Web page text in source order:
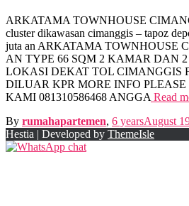
ARKATAMA TOWNHOUSE
cluster dikawasan cimanggis – tapoz
juta an ARKATAMA TOWNHOUSE
AN TYPE 66 SQM 2 KAMAR DAN
LOKASI DEKAT TOL CIMANGGIS
DILUAR KPR MORE INFO
KAMI 081310586468 ANGGA Read
By rumahapartemen, 6 yearsAugust
Hestia | Developed by ThemeIsle